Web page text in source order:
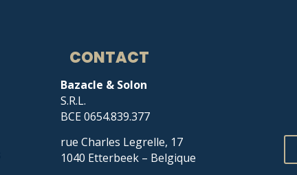
CONTACT
Bazacle & Solon
S.R.L.
BCE 0654.839.377
rue Charles Legrelle, 17
1040 Etterbeek – Belgique